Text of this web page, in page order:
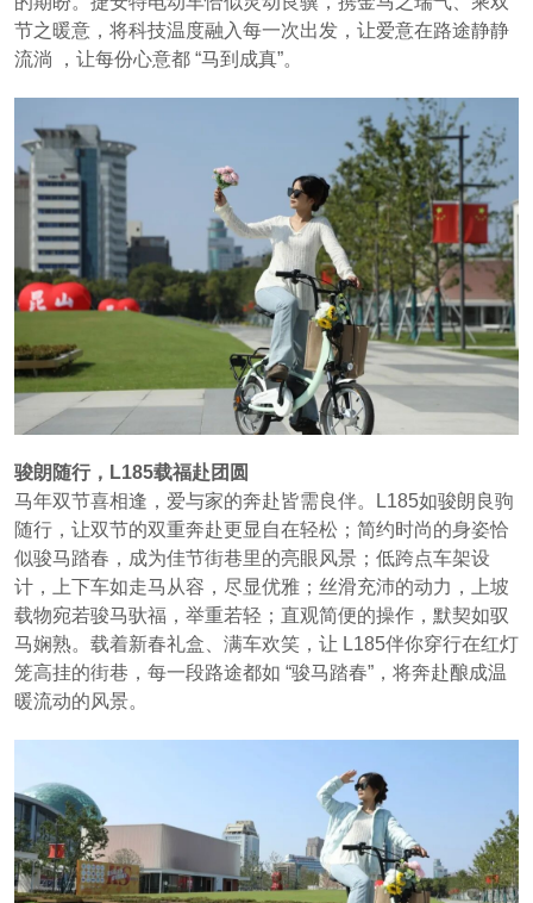
节之暖意，将科技温度融入每一次出发，让爱意在路途静静
流淌 ，让每份心意都 “马到成真”。
骏朗随行，L185载福赴团圆
马年双节喜相逢，爱与家的奔赴皆需良伴。L185如骏朗良驹
随行，让双节的双重奔赴更显自在轻松；简约时尚的身姿恰
似骏马踏春，成为佳节街巷里的亮眼风景；低跨点车架设
计，上下车如走马从容，尽显优雅；丝滑充沛的动力，上坡
载物宛若骏马驮福，举重若轻；直观简便的操作，默契如驭
马娴熟。载着新春礼盒、满车欢笑，让 L185伴你穿行在红灯
笼高挂的街巷，每一段路途都如 “骏马踏春”，将奔赴酿成温
暖流动的风景。